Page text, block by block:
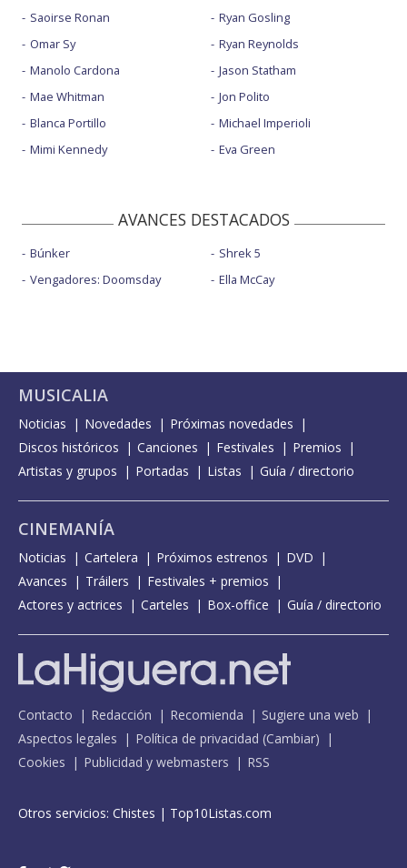
Saoirse Ronan
Omar Sy
Manolo Cardona
Mae Whitman
Blanca Portillo
Mimi Kennedy
Ryan Gosling
Ryan Reynolds
Jason Statham
Jon Polito
Michael Imperioli
Eva Green
AVANCES DESTACADOS
Búnker
Vengadores: Doomsday
Shrek 5
Ella McCay
MUSICALIA
Noticias Novedades
Próximas novedades
Discos históricos
Canciones Festivales
Premios
Artistas y grupos
Portadas Listas Guía / directorio
CINEMANÍA
Noticias Cartelera Próximos estrenos
DVD
Avances
Tráilers
Festivales + premios
Actores y actrices
Carteles Box-office Guía / directorio
Contacto Redacción Recomienda
Sugiere una web
Aspectos legales
Política de privacidad (Cambiar)
Cookies
Publicidad y webmasters RSS
Otros servicios: Chistes | Top10Listas.com